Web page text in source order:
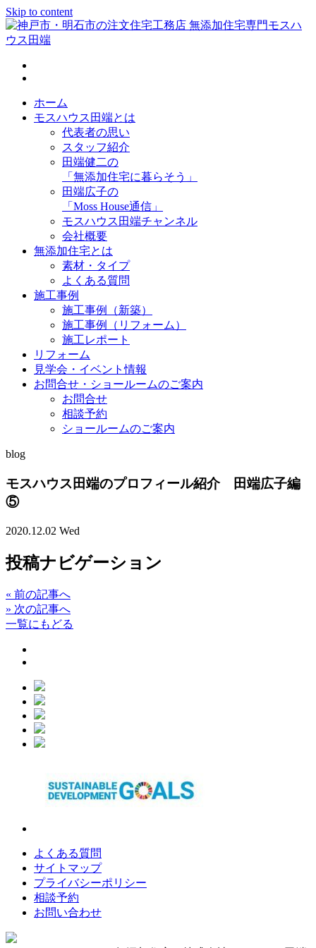
Skip to content
神戸市・明石市の注文住宅工務店 無添加住宅専門モスハウス
田端
ホーム
モスハウス田端とは
代表者の思い
スタッフ紹介
田端健二の
「無添加住宅に暮らそう」
田端広子の
「Moss House通信」
モスハウス田端チャンネル
会社概要
無添加住宅とは
素材・タイプ
よくある質問
施工事例
施工事例（新築）
施工事例（リフォーム）
施工レポート
リフォーム
見学会・イベント情報
お問合せ・ショールームのご案内
お問合せ
相談予約
ショールームのご案内
blog
モスハウス田端のプロフィール紹介 田端広子編
⑤
2020.12.02 Wed
投稿ナビゲーション
« 前の記事へ
» 次の記事へ
一覧にもどる
よくある質問
サイトマップ
プライバシーポリシー
相談予約
お問い合わせ